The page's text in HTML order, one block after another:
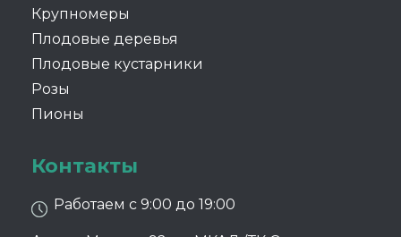
Крупномеры
Плодовые деревья
Плодовые кустарники
Розы
Пионы
Контакты
Работаем с 9:00 до 19:00